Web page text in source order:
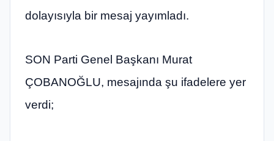
dolayısıyla bir mesaj yayımladı.
SON Parti Genel Başkanı Murat
ÇOBANOĞLU, mesajında şu ifadelere yer
verdi;